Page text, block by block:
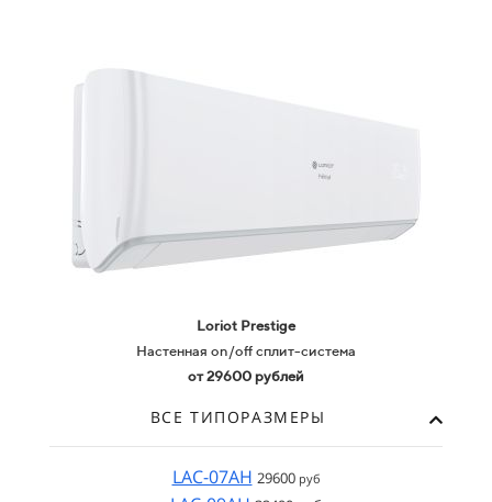
Loriot Prestige
Настенная on/off сплит-система
от 29600 рублей
ВСЕ ТИПОРАЗМЕРЫ
LAC-07AH 29600 руб